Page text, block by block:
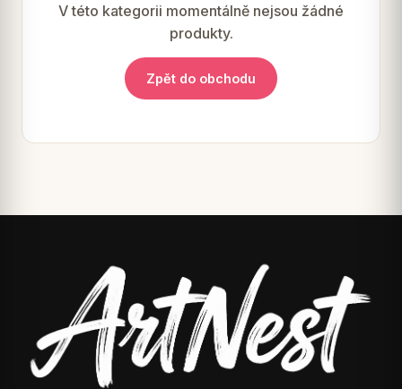
V této kategorii momentálně nejsou žádné
produkty.
Zpět do obchodu